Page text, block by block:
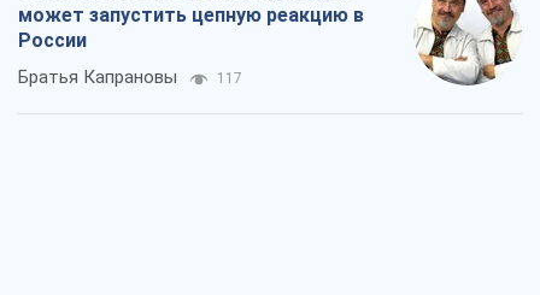
может запустить цепную реакцию в
России
Братья Капрановы 117